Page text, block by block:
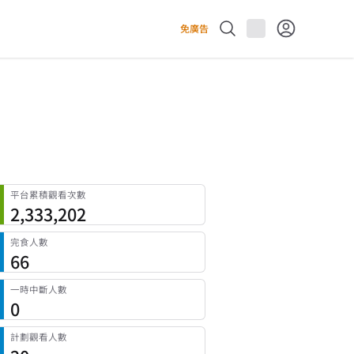
免廣告
平台累積觀看次數
2,333,202
完食人數
66
一時中斷人數
0
計劃觀看人數